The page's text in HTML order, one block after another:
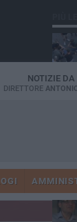
NOTIZIE DA
DIRETTORE